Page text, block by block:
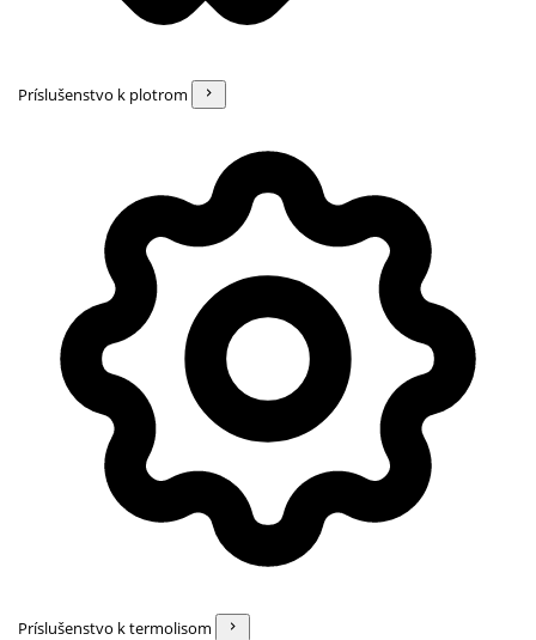
Príslušenstvo k plotrom
Príslušenstvo k termolisom